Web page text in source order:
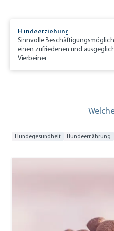
Hundeerziehung
Sinnvolle
einen zufriedenen und
Vierbeiner
Hundegesundheit Hundeernährung